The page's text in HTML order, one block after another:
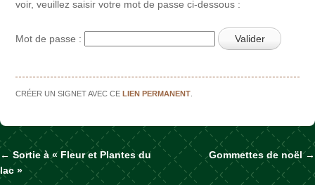
voir, veuillez saisir votre mot de passe ci-dessous :
Mot de passe :
CRÉER UN SIGNET AVEC CELIEN PERMANENT
Naviguer dans les articles
←Sortie à « Fleur et Plantes du
lac »
Gommettes de noël→